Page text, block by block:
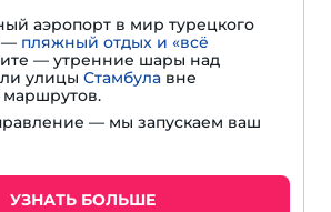
аэропорт в мир турецкого
— пляжный отдых и «всё
— утренние шары над
улицы Стамбула вне
маршрутов.
— мы запускаем ваш
УЗНАТЬ БОЛЬШЕ